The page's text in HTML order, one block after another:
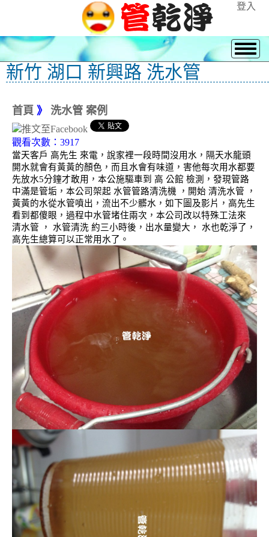
登入
新竹 湖口 新興路 洗水管
首頁 》 洗水管 案例
觀看次數：3917
當天客戶 高先生 來電，說家裡一段時間沒用水，隔天水龍頭
開水就會有黃黃的顏色，而且水會有味道，害他每次用水都要
先放水5分鐘才敢用，本公施驅車到 高 公館 檢測，發現管路
中滿是管垢，本公司架起 水管管路清洗機 ，開始 清洗水管 ，
黃黃的水從水管噴出，流出不少髒水，如下圖及影片，高先生
看到都傻眼，過程中水管堵住兩次，本公司改以特殊工法來
清水管 ， 水管清洗 約三小時後，出水量變大， 水也乾淨了，
高先生總算可以正常用水了。